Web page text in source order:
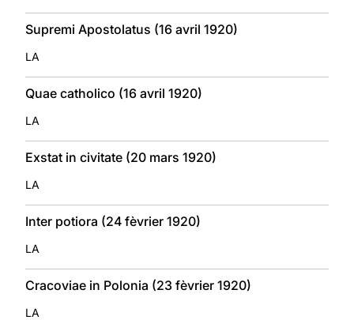
Supremi Apostolatus (16 avril 1920)
LA
Quae catholico (16 avril 1920)
LA
Exstat in civitate (20 mars 1920)
LA
Inter potiora (24 fèvrier 1920)
LA
Cracoviae in Polonia (23 fèvrier 1920)
LA